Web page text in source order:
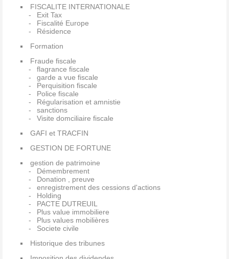
FISCALITE INTERNATIONALE
Exit Tax
Fiscalité Europe
Résidence
Formation
Fraude fiscale
flagrance fiscale
garde a vue fiscale
Perquisition fiscale
Police fiscale
Régularisation et amnistie
sanctions
Visite domciliaire fiscale
GAFI et TRACFIN
GESTION DE FORTUNE
gestion de patrimoine
Démembrement
Donation , preuve
enregistrement des cessions d'actions
Holding
PACTE DUTREUIL
Plus value immobiliere
Plus values mobilières
Societe civile
Historique des tribunes